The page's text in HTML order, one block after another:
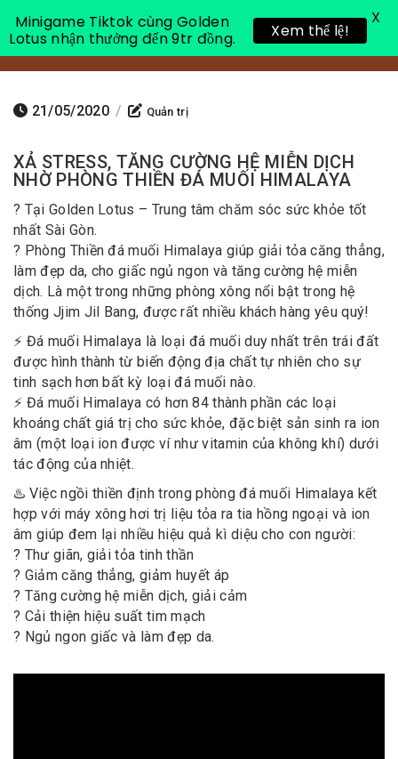
Toggle
21/05/2020 / Quản trị
XẢ STRESS, TĂNG CƯỜNG HỆ MIỄN DỊCH
NHỜ PHÒNG THIỀN ĐÁ MUỐI HIMALAYA
? Tại Golden Lotus – Trung tâm chăm sóc sức khỏe tốt
nhất Sài Gòn.
? Phòng Thiền đá muối Himalaya giúp giải tỏa căng thẳng,
làm đẹp da, cho giấc ngủ ngon và tăng cường hệ miễn
dịch. Là một trong những phòng xông nổi bật trong hệ
thống Jjim Jil Bang, được rất nhiều khách hàng yêu quý!
⚡️ Đá muối Himalaya là loại đá muối duy nhất trên trái đất
được hình thành từ biến động địa chất tự nhiên cho sự
tinh sạch hơn bất kỳ loại đá muối nào.
⚡️ Đá muối Himalaya có hơn 84 thành phần các loại
khoáng chất giá trị cho sức khỏe, đặc biệt sản sinh ra ion
âm (một loại ion được ví như vitamin của không khí) dưới
tác động của nhiệt.
♨️ Việc ngồi thiền định trong phòng đá muối Himalaya kết
hợp với máy xông hơi trị liệu tỏa ra tia hồng ngoại và ion
âm giúp đem lại nhiều hiệu quả kì diệu cho con người:
? Thư giãn, giải tỏa tinh thần
? Giảm căng thẳng, giảm huyết áp
? Tăng cường hệ miễn dịch, giải cảm
? Cải thiện hiệu suất tim mạch
? Ngủ ngon giấc và làm đẹp da.
Minigame Tiktok cùng Golden
Lotus nhận thưởng đến 9tr đồng.
Xem thể lệ!
X